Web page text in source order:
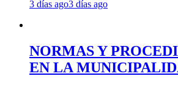
3 días ago3 días ago
NORMAS Y
EN LA